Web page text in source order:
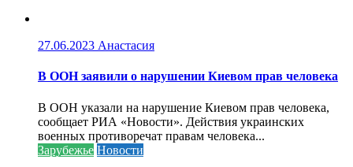
27.06.2023 Анастасия
В ООН заявили о нарушении Киевом прав человека
В ООН указали на нарушение Киевом прав человека,
сообщает РИА «Новости». Действия украинских
военных противоречат правам человека...
Зарубежье Новости